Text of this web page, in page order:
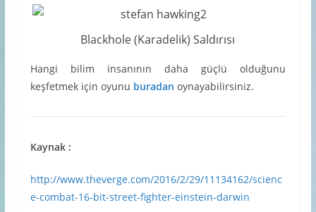
Blackhole (Karadelik) Saldırısı
Hangi bilim insanının daha güçlü olduğunu
keşfetmek için oyunu buradan oynayabilirsiniz.
Kaynak :
http://www.theverge.com/2016/2/29/11134162/scienc
e-combat-16-bit-street-fighter-einstein-darwin